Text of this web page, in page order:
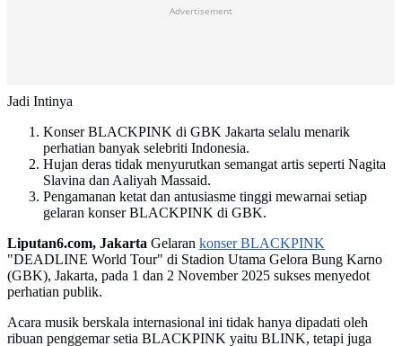
Advertisement
Jadi Intinya
Konser BLACKPINK di GBK Jakarta selalu menarik
perhatian banyak selebriti Indonesia.
Hujan deras tidak menyurutkan semangat artis seperti Nagita
Slavina dan Aaliyah Massaid.
Pengamanan ketat dan antusiasme tinggi mewarnai setiap
gelaran konser BLACKPINK di GBK.
Liputan6.com, Jakarta Gelaran konser BLACKPINK
"DEADLINE World Tour" di Stadion Utama Gelora Bung Karno
(GBK), Jakarta, pada 1 dan 2 November 2025 sukses menyedot
perhatian publik.
Acara musik berskala internasional ini tidak hanya dipadati oleh
ribuan penggemar setia BLACKPINK yaitu BLINK, tetapi juga